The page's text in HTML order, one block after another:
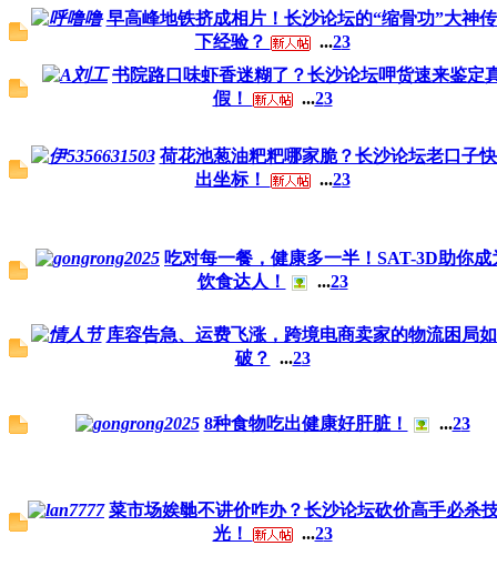
早高峰地铁挤成相片！长沙论坛的“缩骨功”大神
下经验？
...23
书院路口味虾香迷糊了？长沙论坛呷货速来鉴定
假！
...23
荷花池葱油粑粑哪家脆？长沙论坛老口子
出坐标！
...23
吃对每一餐，健康多一半！SAT-3D助你成
饮食达人！
...23
库容告急、运费飞涨，跨境电商卖家的物流困局
破？
...23
8种食物吃出健康好肝脏！ ...23
菜市场娭毑不讲价咋办？长沙论坛砍价高手必杀
光！
...23